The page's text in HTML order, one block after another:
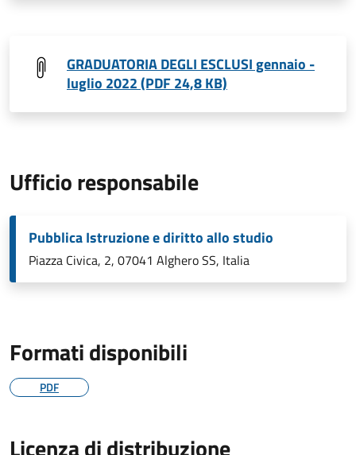
GRADUATORIA DEGLI ESCLUSI gennaio -
luglio 2022 (PDF 24,8 KB)
Ufficio responsabile
Pubblica Istruzione e diritto allo studio
Piazza Civica, 2, 07041 Alghero SS, Italia
Formati disponibili
PDF